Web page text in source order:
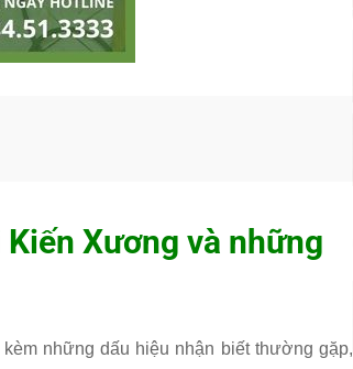
Xương và những
những dấu hiệu nhận biết thường gặp,